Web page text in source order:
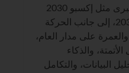
أحداث عالمية كبرى مثل إكسبو 2030
وكأس العالم 2034، إلى جانب الحركة
على مدار العام،
والذكاء
البيانات، والتكامل